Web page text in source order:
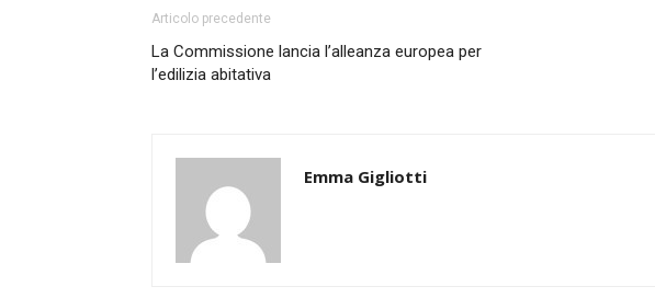
Articolo precedente
La Commissione lancia l’alleanza europea per
l’edilizia abitativa
Emma Gigliotti